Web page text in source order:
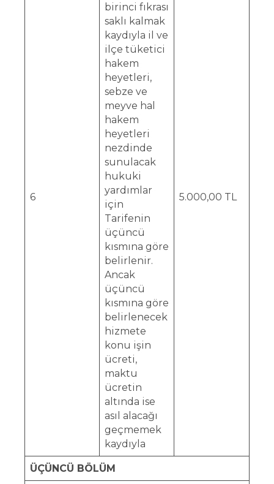
6
birinci fıkrası
saklı kalmak
kaydıyla il ve
ilçe tüketici
hakem
heyetleri,
sebze ve
meyve hal
hakem
heyetleri
nezdinde
sunulacak
hukuki
yardımlar
için
Tarifenin
üçüncü
kısmına göre
belirlenir.
Ancak
üçüncü
kısmına göre
belirlenecek
hizmete
konu işin
ücreti,
maktu
ücretin
altında ise
asıl alacağı
geçmemek
kaydıyla
5.000,00 TL
ÜÇÜNCÜ BÖLÜM